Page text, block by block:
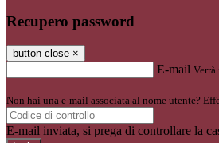
Recupero password
button close ×
E-mail
Non hai una e-mail associata al nome utente?
E-mail inviata, si prega di controllare la